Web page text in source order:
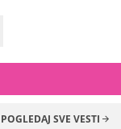
POGLEDAJ SVE VESTI